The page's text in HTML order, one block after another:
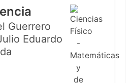
Guerrero
Eduardo